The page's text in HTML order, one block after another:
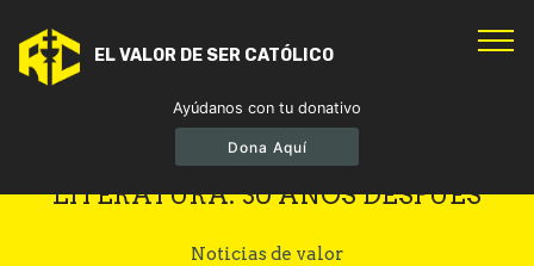
EL VALOR DE SER CATÓLICO
Ayúdanos con tu donativo
Dona Aquí
OCTAVIO PAZ, PREMIO NOBEL DE
LITERATURA: 30 AÑOS DESPUÉS
Noticias de valor